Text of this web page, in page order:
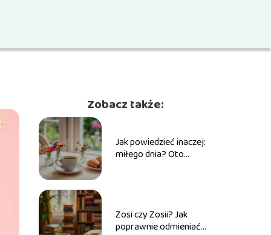
Zobacz także:
Jak powiedzieć inaczej:
miłego dnia? Oto
Zosi czy Zosii? Jak
poprawnie odmieniać